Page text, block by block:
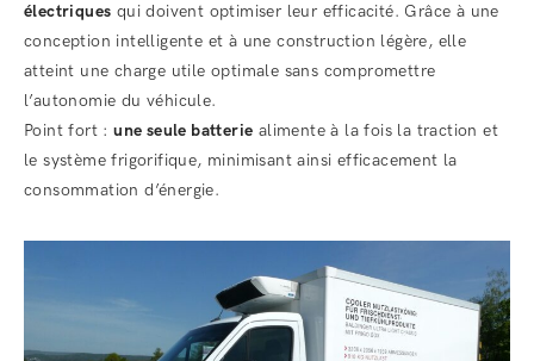
électriques qui doivent optimiser leur efficacité. Grâce à une
conception intelligente et à une construction légère, elle
atteint une charge utile optimale sans compromettre
l’autonomie du véhicule.
Point fort :une seule batterie alimente à la fois la traction et
le système frigorifique, minimisant ainsi efficacement la
consommation d’énergie.